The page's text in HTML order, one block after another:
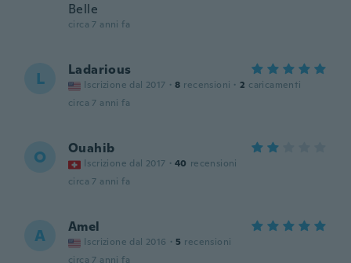
Belle
circa 7 anni fa
L Ladarious
Iscrizione dal 2017 · 8 recensioni · 2 caricamenti
circa 7 anni fa
O Ouahib
Iscrizione dal 2017 · 40 recensioni
circa 7 anni fa
A Amel
Iscrizione dal 2016 · 5 recensioni
circa 7 anni fa